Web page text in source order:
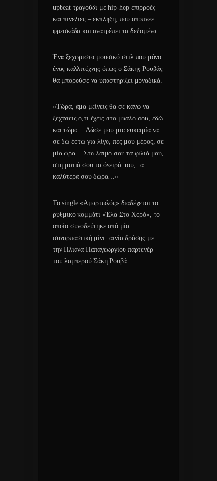
upbeat τραγούδι με hip-hop επιρροές
και πινελιές – έκπληξη, που αποπνέει
φρεσκάδα και ανατρέπει τα δεδομένα.
Ένα ξεχωριστό μουσικό στιλ που μόνο
ένας καλλιτέχνης όπως ο Σάκης Ρουβάς
θα μπορούσε να υποστηρίξει μοναδικά.
«Τώρα, άμα μείνεις θα σε κάνω να
ξεχάσεις ό,τι έχεις στο μυαλό σου, εδώ
και τώρα… Δώσε μου μια ευκαιρία να
σε δω έστω για λίγο, πες μου μέρος, σε
μία ώρα… Στο λαιμό σου τα φιλιά μου,
στη ματιά σου τα όνειρά μου, τα
καλύτερά σου δώρα…»
Το single «Αμαρτωλός» διαδέχεται το
ρυθμικό κομμάτι «Έλα Στο Χορό», το
οποίο συνοδεύτηκε από μία
συναρπαστική μίνι ταινία δράσης με
την Ηλιάνα Παπαγεωργίου παρτενέρ
του λαμπερού Σάκη Ρουβά.